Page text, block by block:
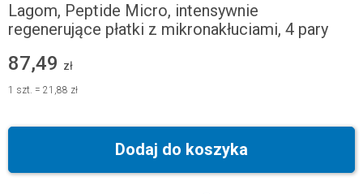
Lagom, Peptide Micro, intensywnie
regenerujące płatki z mikronakłuciami, 4 pary
87,49 zł
1 szt. = 21,88 zł
Dodaj do koszyka